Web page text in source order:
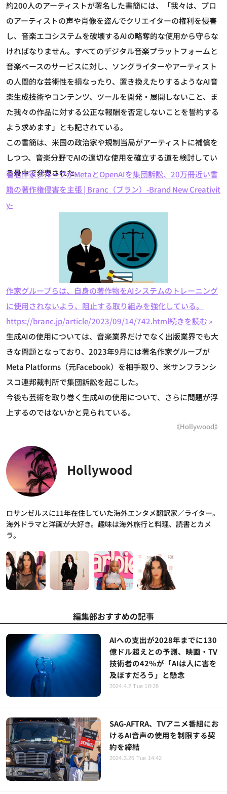
約200人のアーティストが署名した書簡には、「我々は、プロ
のアーティストの声や肖像を盗んでクリエイターの権利を侵害
し、音楽エコシステムを破壊するAIの略奪的な使用から守らな
ければなりません。すべてのデジタル音楽プラットフォームと
音楽ベースのサービスに対し、ソングライターやアーティスト
の人間的な芸術性を損なったり、置き換えたりするようなAI音
楽生成技術やコンテンツ、ツールを開発・展開しないこと、ま
た我々の作品に対する公正な報酬を否定しないことを誓約する
よう求めます」とも記されている。
この書簡は、米国の政治家や規制当局がアーティストに補償を
しつつ、音楽分野でAIの適切な使用を確立する道を検討してい
る最中で発表された。
著名作家グループがMetaとOpenAIを集団訴訟、20万冊近い書
籍の著作権侵害を主張 | Branc（ブラン）-Brand New Creativit
y-
作家グループらは、自身の著作物をAIシステムのトレーニング
に使用されないよう、阻止する取り組みを強化している。
https://branc.jp/article/2023/09/14/742.html続きを読む »
生成AIの使用については、音楽業界だけでなく出版業界でも大
きな問題となっており、2023年9月には著名作家グループが
Meta Platforms（元Facebook）を相手取り、米サンフランシ
スコ連邦裁判所で集団訴訟を起こした。
今後も芸術を取り巻く生成AIの使用について、さらに問題が浮
上するのではないかと見られている。
《Hollywood》
Hollywood
ロサンゼルスに11年在住していた海外エンタメ翻訳家／ライター。
海外ドラマと洋画が大好き。趣味は海外旅行と料理、読書とカメ
ラ。
編集部おすすめの記事
AIへの支出が2028年までに130
億ドル超えとの予測、映画・TV
技術者の42％が「AIは人に害を
及ぼすだろう」と懸念
2024.4.2 Tue 18:28
SAG-AFTRA、TVアニメ番組にお
けるAI音声の使用を制限する契
約を締結
2024.3.26 Tue 14:42